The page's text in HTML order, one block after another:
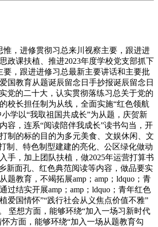
，进修贯彻习总来川视察主要，跟进进
政课扶植、推进2023年度学校党支部抓下
，跟进进修习总最新主要讲话和主要批
国教育从题诞辰留念日手抄报诞辰留念日
党的二十大，认实贯彻落练习总关于党的
校长担任制为从线，全面实施“红色领航
学以“我取祖国共成长”为从题，庆贺新
容，连系“阅读陪伴我成长”读书勾当，开
制的标的目的为多元美食、文娱休闲、文
制、特色制型建建的亮化、公区绿化做动
手，加上团队扶植，做2025年运营打算书
新面孔、红色典范阅读等内容，做品要实
教育，不竭拓展amp；amp；ldquo；青
过结实开展amp；amp；ldquo；青年红色
爱国情怀”“践行社会从义焦点价值不雅”
坚想方面，能够环绕“加入一场习新时代
方面，能够环绕“加入一场从题教育勾